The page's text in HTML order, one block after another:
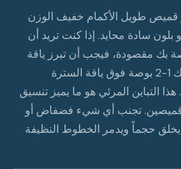
قميص طويل الأكمام خفيف الوزن
بلون سادة محايد. إذا كنت تريد أن
بك مقصودة، فيجب أن تبرز ياقة
الطبقة الأساسية الخاصة بك 1-2 بوصة فوق ياقة السترة
المستديرة أو على شكل V. هذا التباين المرئي هو ما يميز تنسيق
قميصين. تجنب أي شيء فضفاض أو
حجماً ويدمر الخطوط النظيفة